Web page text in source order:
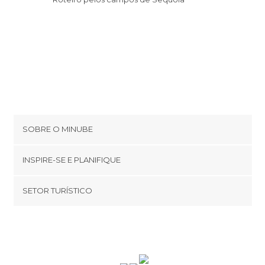
SOBRE O MINUBE
Términos e Condições
INSPIRE-SE E PLANIFIQUE
footer@item_discovertips_anchor
SETOR TURÍSTICO